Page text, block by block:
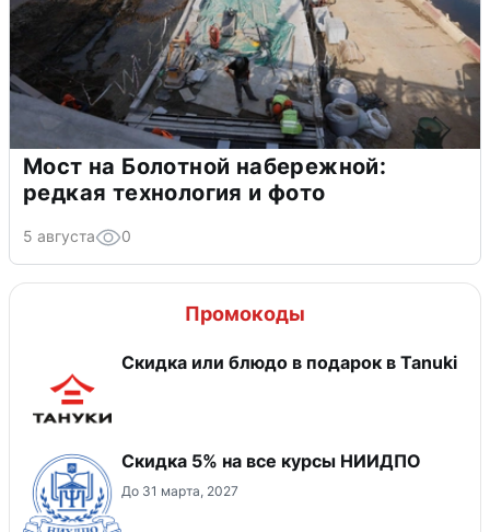
Мост на Болотной набережной:
редкая технология и фото
5 августа 0
Промокоды
Скидка или блюдо в подарок в Tanuki
Скидка 5% на все курсы НИИДПО
До 31 марта, 2027